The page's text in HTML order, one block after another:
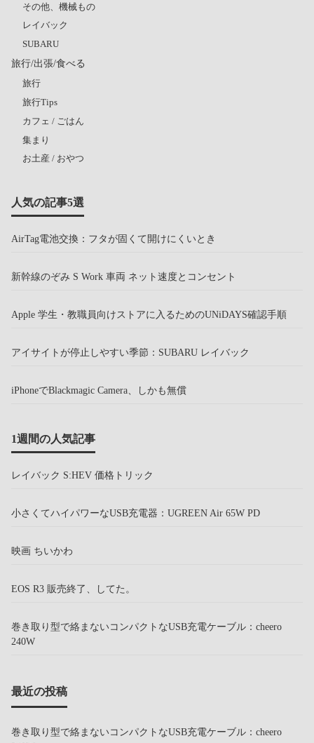
その他、機械もの
レイバック
SUBARU
旅行/出張/食べる
旅行
旅行Tips
カフェ / ごはん
集まり
お土産 / おやつ
人気の記事5選
AirTag電池交換：フタが固くて開けにくいとき
新幹線のぞみ S Work 車両 ネット速度とコンセント
Apple 学生・教職員向けストアに入るためのUNiDAYS確認手順
アイサイトが停止しやすい季節：SUBARU レイバック
iPhoneでBlackmagic Camera、しかも無償
1週間の人気記事
レイバック S:HEV 価格トリック
小さくてハイパワーなUSB充電器：UGREEN Air 65W PD
映画 ちいかわ
EOS R3 販売終了、してた。
巻き取り型で絡まないコンパクトなUSB充電ケーブル：cheero
240W
最近の投稿
巻き取り型で絡まないコンパクトなUSB充電ケーブル：cheero